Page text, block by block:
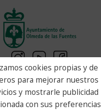
cookies propias y de
para mejorar nuestros
y mostrarle publicidad
con sus preferencias